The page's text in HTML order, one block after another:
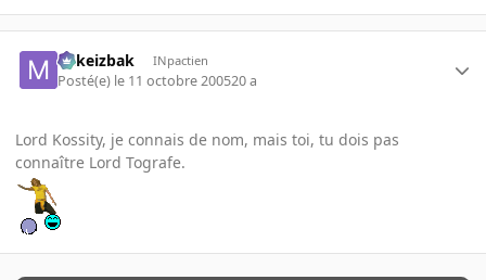
Mikeizbak INpactien
Posté(e) le 11 octobre 200520 a
Lord Kossity, je connais de nom, mais toi, tu dois pas
connaître Lord Tografe.